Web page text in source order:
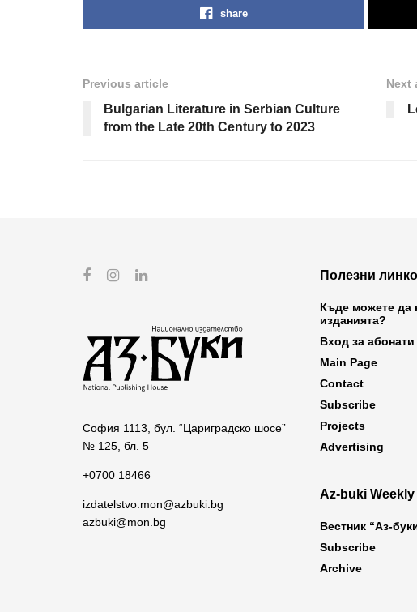
share
Previous article
Bulgarian Literature in Serbian Culture
from the Late 20th Century to 2023
Next
София 1113, бул. “Цариградско шосе”
№ 125, бл. 5
+0700 18466
izdatelstvo.mon@azbuki.bg
azbuki@mon.bg
Полезни
Къде можете да
изданията?
Вход за абонати
Main Page
Contact
Subscribe
Projects
Advertising
Az-buki Weekly
Вестник “Аз-
Subscribe
Archive